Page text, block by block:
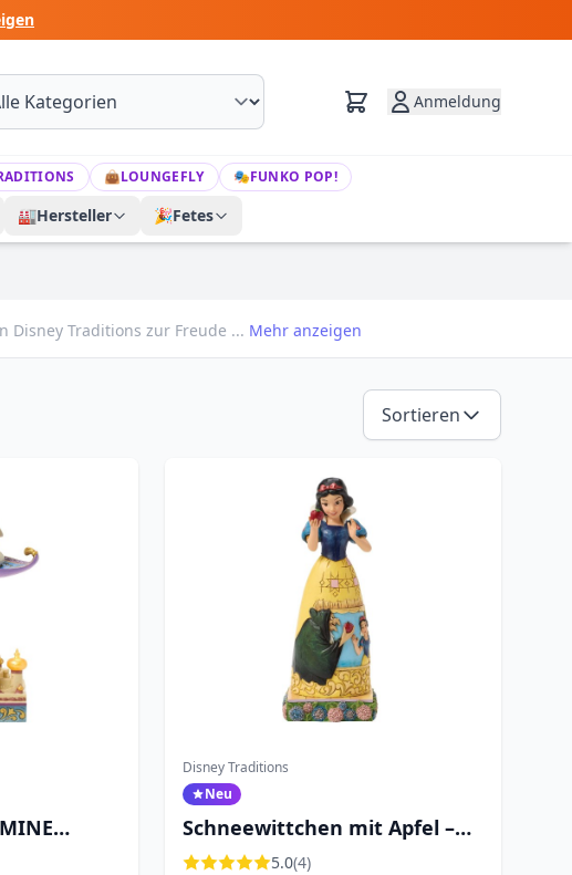
Anmeldung
👜LOUNGEFLY 🎭FUNKO POP!
🏭Hersteller 🎉Fetes
Disney Traditions zur Freude ... Mehr anzeigen
Sortieren
-
Disney Traditions
Neu
Schneewittchen mit Apfel –
Kleid mit Filmszene – Disney
5.0(4)